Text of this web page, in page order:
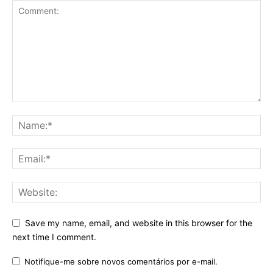
Save my name, email, and website in this browser for the
next time I comment.
Notifique-me sobre novos comentários por e-mail.